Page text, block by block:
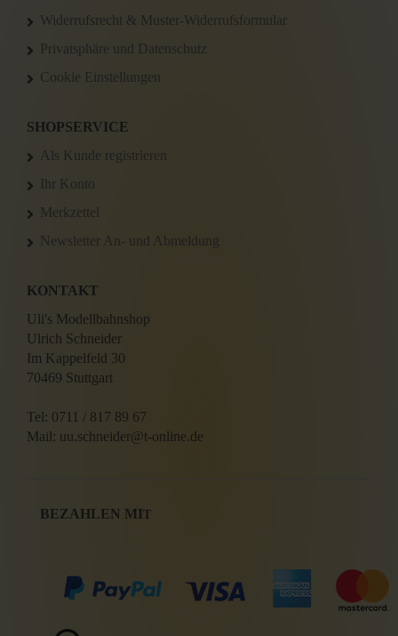
Widerrufsrecht & Muster-Widerrufsformular
Privatsphäre und Datenschutz
Cookie Einstellungen
SHOPSERVICE
Als Kunde registrieren
Ihr Konto
Merkzettel
Newsletter An- und Abmeldung
KONTAKT
Uli's Modellbahnshop
Ulrich Schneider
Im Kappelfeld 30
70469 Stuttgart
Tel: 0711 / 817 89 67
Mail: uu.schneider@t-online.de
BEZAHLEN MIT